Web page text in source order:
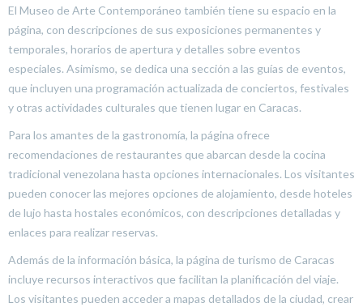
El Museo de Arte Contemporáneo también tiene su espacio en la
página, con descripciones de sus exposiciones permanentes y
temporales, horarios de apertura y detalles sobre eventos
especiales. Asimismo, se dedica una sección a las guías de eventos,
que incluyen una programación actualizada de conciertos, festivales
y otras actividades culturales que tienen lugar en Caracas.
Para los amantes de la gastronomía, la página ofrece
recomendaciones de restaurantes que abarcan desde la cocina
tradicional venezolana hasta opciones internacionales. Los visitantes
pueden conocer las mejores opciones de alojamiento, desde hoteles
de lujo hasta hostales económicos, con descripciones detalladas y
enlaces para realizar reservas.
Además de la información básica, la página de turismo de Caracas
incluye recursos interactivos que facilitan la planificación del viaje.
Los visitantes pueden acceder a mapas detallados de la ciudad, crear